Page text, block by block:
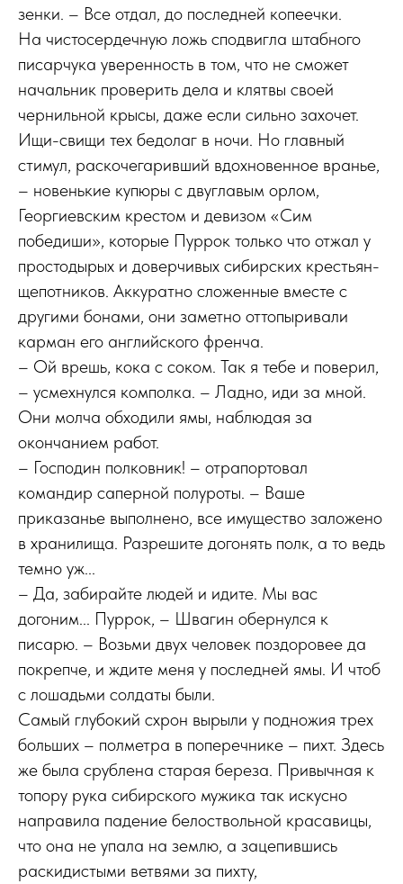
зенки. – Все отдал, до последней копеечки.
На чистосердечную ложь сподвигла штабного
писарчука уверенность в том, что не сможет
начальник проверить дела и клятвы своей
чернильной крысы, даже если сильно захочет.
Ищи-свищи тех бедолаг в ночи. Но главный
стимул, раскочегаривший вдохновенное вранье,
– новенькие купюры с двуглавым орлом,
Георгиевским крестом и девизом «Сим
победиши», которые Пуррок только что отжал у
простодырых и доверчивых сибирских крестьян-
щепотников. Аккуратно сложенные вместе с
другими бонами, они заметно оттопыривали
карман его английского френча.
– Ой врешь, кока с соком. Так я тебе и поверил,
– усмехнулся комполка. – Ладно, иди за мной.
Они молча обходили ямы, наблюдая за
окончанием работ.
– Господин полковник! – отрапортовал
командир саперной полуроты. – Ваше
приказанье выполнено, все имущество заложено
в хранилища. Разрешите догонять полк, а то ведь
темно уж...
– Да, забирайте людей и идите. Мы вас
догоним... Пуррок, – Швагин обернулся к
писарю. – Возьми двух человек поздоровее да
покрепче, и ждите меня у последней ямы. И чтоб
с лошадьми солдаты были.
Самый глубокий схрон вырыли у подножия трех
больших – полметра в поперечнике – пихт. Здесь
же была срублена старая береза. Привычная к
топору рука сибирского мужика так искусно
направила падение белоствольной красавицы,
что она не упала на землю, а зацепившись
раскидистыми ветвями за пихту,